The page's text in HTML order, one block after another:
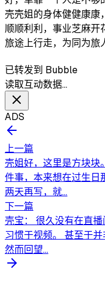
壳壳姐的身体健健康康
顺顺利利，事业芝麻开
旅途上行走，为同为旅
已转发到 Bubble
读取互动数据…
ADS
上一篇
壳姐好，这里是方块块
件事，本来想在过生日
两天再写，就...
下一篇
壳宝： 很久没有在直
习惯于视频。 甚至于
然而回望...